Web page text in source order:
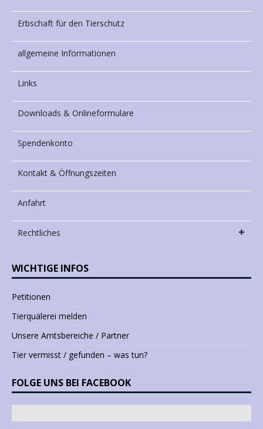
Erbschaft für den Tierschutz
allgemeine Informationen
Links
Downloads & Onlineformulare
Spendenkonto
Kontakt & Öffnungszeiten
Anfahrt
Rechtliches
WICHTIGE INFOS
Petitionen
Tierquälerei melden
Unsere Amtsbereiche / Partner
Tier vermisst / gefunden – was tun?
FOLGE UNS BEI FACEBOOK